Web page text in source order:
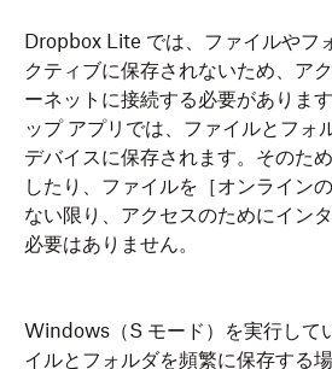
Dropbox Lite では、ファイルやフ
クティブに保存されないため、ア
ーネットに接続する必要がありま
ップ アプリでは、ファイルとフォ
デバイスに保存されます。そのた
したり、ファイルを［オンライン
ない限り、アクセスのためにイン
必要はありません。
Windows（S モード）を実行して
イルとフォルダを頻繁に保存する